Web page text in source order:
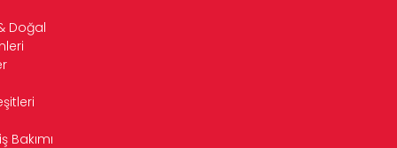
Doğal
Bakımı